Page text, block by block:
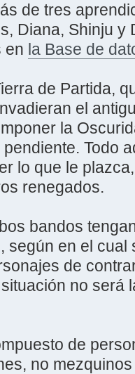
de tres
Diana, Shinju
en la Base de
de Partida,
el
la
Todo
lo que le
renegados.
bandos
según en el cual
de
no será
de
no